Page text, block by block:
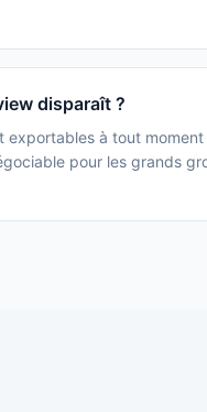
disparaît ?
exportables à tout
pour les grands